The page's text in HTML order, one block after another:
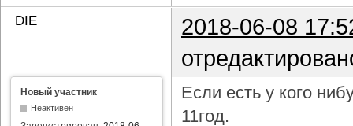
DIE
2018-06-08
Новый участник
Неактивен
Если есть у кого
11год.